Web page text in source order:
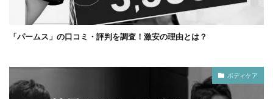
「パームス」の口コミ・評判を調査！激安の理由とは？
ボディケア